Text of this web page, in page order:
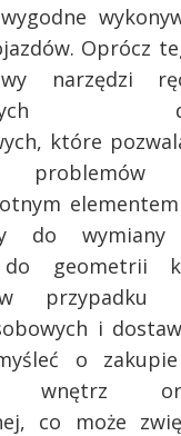
Oprócz
narzędzi
które
problemów
do
do geometrii
przypadku
i
o
wnętrz
co może